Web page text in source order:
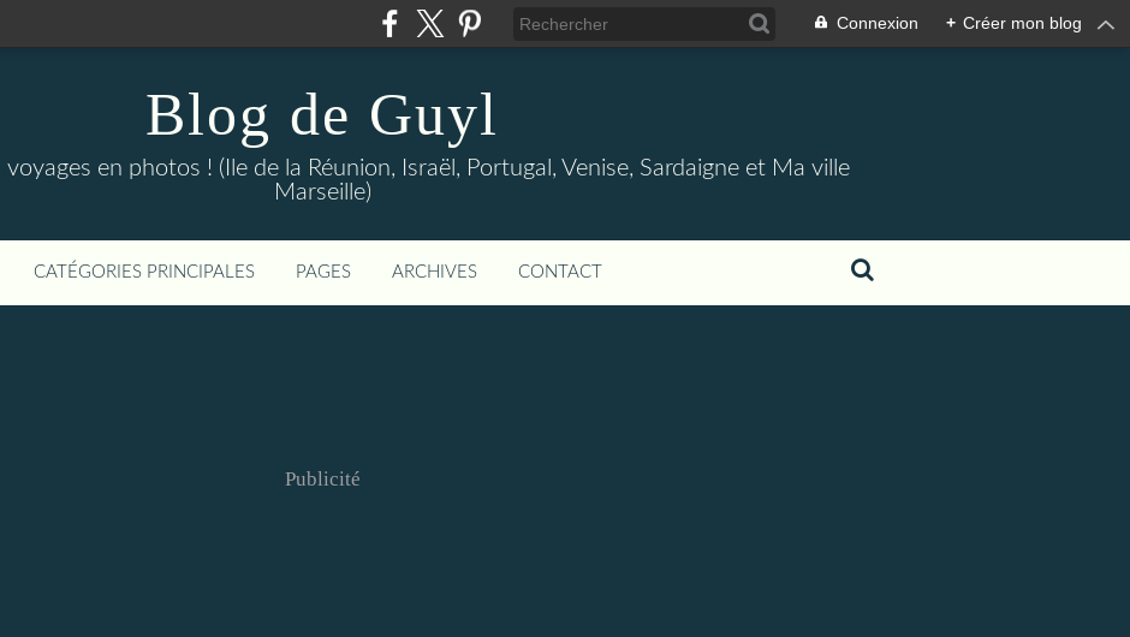
Connexion + Créer mon blog
Blog de Guyl
en photos ! (Ile de la Réunion, Israël, Portugal, Venise, Sardaigne et Ma ville
Marseille)
CATÉGORIES PRINCIPALES PAGES ARCHIVES CONTACT
Publicité